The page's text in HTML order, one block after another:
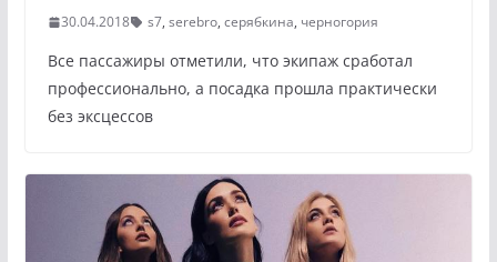
30.04.2018 s7, serebro, серябкина, черногория
Все пассажиры отметили, что экипаж сработал
профессионально, а посадка прошла практически
без эксцессов